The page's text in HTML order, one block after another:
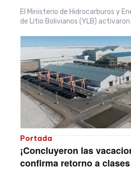
El Ministerio de Hidrocarburos y
de Litio Bolivianos (YLB) activaron
Portada
¡Concluyeron las
confirma retorno a